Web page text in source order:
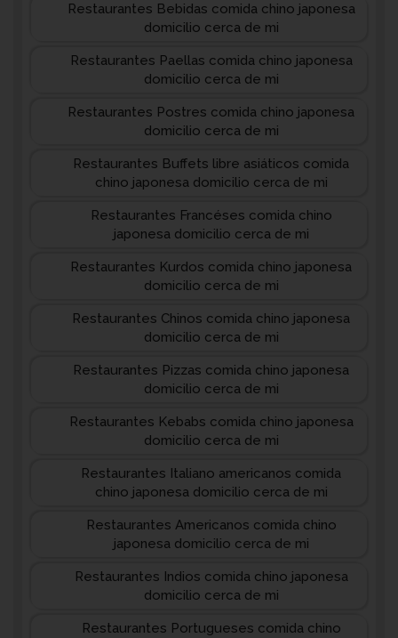
Restaurantes Bebidas comida chino japonesa
domicilio cerca de mi
Restaurantes Paellas comida chino japonesa
domicilio cerca de mi
Restaurantes Postres comida chino japonesa
domicilio cerca de mi
Restaurantes Buffets libre asiáticos comida
chino japonesa domicilio cerca de mi
Restaurantes Francéses comida chino
japonesa domicilio cerca de mi
Restaurantes Kurdos comida chino japonesa
domicilio cerca de mi
Restaurantes Chinos comida chino japonesa
domicilio cerca de mi
Restaurantes Pizzas comida chino japonesa
domicilio cerca de mi
Restaurantes Kebabs comida chino japonesa
domicilio cerca de mi
Restaurantes Italiano americanos comida
chino japonesa domicilio cerca de mi
Restaurantes Americanos comida chino
japonesa domicilio cerca de mi
Restaurantes Indios comida chino japonesa
domicilio cerca de mi
Restaurantes Portugueses comida chino